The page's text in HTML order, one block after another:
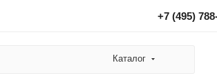
+7 (495)
Каталог